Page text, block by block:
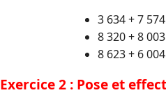
3 634 + 7 574
8 320 + 8 003
8 623 + 6 004
Exercice 2 : Pose et